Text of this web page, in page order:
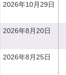
2026年10月29日
2026年8月20日
2026年8月25日